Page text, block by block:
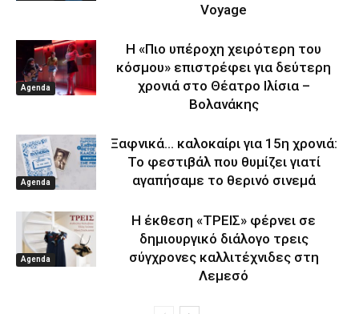
Voyage
Agenda
Η «Πιο υπέροχη χειρότερη του
κόσμου» επιστρέφει για δεύτερη
χρονιά στο Θέατρο Ιλίσια –
Βολανάκης
Agenda
Ξαφνικά… καλοκαίρι για 15η χρονιά:
Το φεστιβάλ που θυμίζει γιατί
αγαπήσαμε το θερινό σινεμά
Agenda
Η έκθεση «ΤΡΕΙΣ» φέρνει σε
δημιουργικό διάλογο τρεις
σύγχρονες καλλιτέχνιδες στη
Λεμεσό